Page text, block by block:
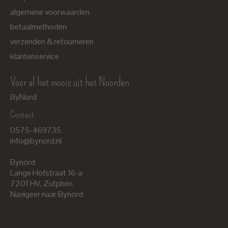
algemene voorwaarden
betaalmethoden
verzenden & retourneren
klantenservice
Voor al het moois uit het Noorden
ByNord
Contact
0575-469735
info@bynord.nl
Bynord
Lange Hofstraat 16-a
7201 HV, Zutphen
Navigeer naar Bynord